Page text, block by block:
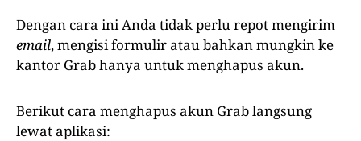
Dengan cara ini Anda tidak perlu repot mengirim
email, mengisi formulir atau bahkan mungkin ke
kantor Grab hanya untuk menghapus akun.
Berikut cara menghapus akun Grab langsung
lewat aplikasi: